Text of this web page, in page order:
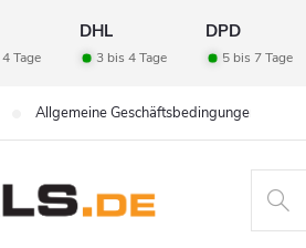
DHL DPD
Tage 3 bis 4 Tage 5 bis 7 Tage
Allgemeine Geschäftsbedingungen